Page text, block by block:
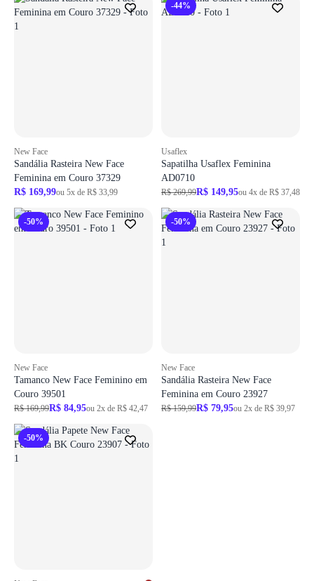
New Face
Sandália Rasteira New Face
Feminina em Couro 37329
R$ 169,99ou 5x de R$ 33,99
-44%
Usaflex
Sapatilha Usaflex Feminina
AD0710
R$ 269,99R$ 149,95ou 4x de R$ 37,48
-50%
New Face
Tamanco New Face Feminino em
Couro 39501
R$ 169,99R$ 84,95ou 2x de R$ 42,47
-50%
New Face
Sandália Rasteira New Face
Feminina em Couro 23927
R$ 159,99R$ 79,95ou 2x de R$ 39,97
-50%